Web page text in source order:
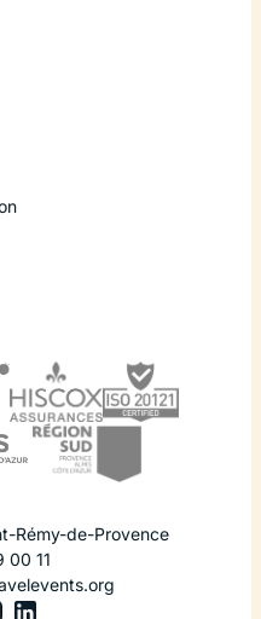
Rémy-de-Provence
00 11